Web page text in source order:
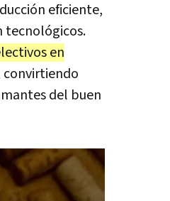
eficiente,
tecnológicos.
en
convirtiendo
del buen